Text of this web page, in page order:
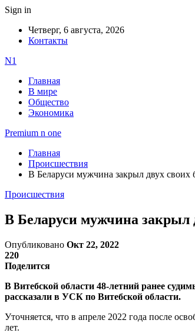
Sign in
Четверг, 6 августа, 2026
Контакты
N1
Главная
В мире
Общество
Экономика
Premium n one
Главная
Происшествия
В Беларуси мужчина закрыл двух своих
Происшествия
В Беларуси мужчина закрыл
Опубликовано Окт 22, 2022
220
Поделится
В Витебской области 48-летний ранее
рассказали в УСК по Витебской области.
Уточняется, что в апреле 2022 года после
лет.